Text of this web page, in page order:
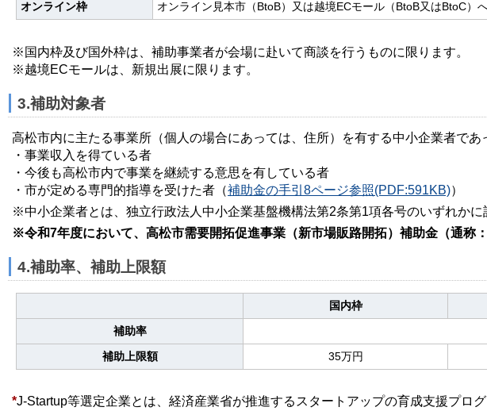
オンライン枠 オンライン見本市（BtoB）又は越境ECモール（BtoB又はBtoC）
※国内枠及び国外枠は、補助事業者が会場に赴いて商談を行うものに限ります。
※越境ECモールは、新規出展に限ります。
3.補助対象者
高松市内に主たる事業所（個人の場合にあっては、住所）を有する中小企業者で
・事業収入を得ている者
・今後も高松市内で事業を継続する意思を有している者
・市が定める専門的指導を受けた者（補助金の手引8ページ参照(PDF:591KB)）
※中小企業者とは、独立行政法人中小企業基盤機構法第2条第1項各号のいずれかに
※令和7年度において、高松市需要開拓促進事業（新市場販路開拓）補助金（通称
4.補助率、補助上限額
国内枠
補助率
補助上限額 35万円
*J-Startup等選定企業とは、経済産業省が推進するスタートアップの育成支援プログ